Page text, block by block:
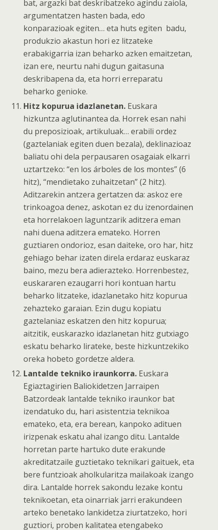
bat, argazki bat deskribatzeko agindu zaiola,
argumentatzen hasten bada, edo
konparazioak egiten… eta huts egiten badu,
produkzio akastun hori ez litzateke
erabakigarria izan beharko azken emaitzetan,
izan ere, neurtu nahi dugun gaitasuna
deskribapena da, eta horri erreparatu
beharko genioke.
Hitz kopurua idazlanetan. Euskara
hizkuntza aglutinantea da. Horrek esan nahi
du preposizioak, artikuluak… erabili ordez
(gaztelaniak egiten duen bezala), deklinazioaz
baliatu ohi dela perpausaren osagaiak elkarri
uztartzeko: “en los árboles de los montes” (6
hitz), “mendietako zuhaitzetan” (2 hitz).
Aditzarekin antzera gertatzen da: askoz ere
trinkoagoa denez, askotan ez du izenordainen
eta horrelakoen laguntzarik aditzera eman
nahi duena aditzera emateko. Horren
guztiaren ondorioz, esan daiteke, oro har, hitz
gehiago behar izaten direla erdaraz euskaraz
baino, mezu bera adierazteko. Horrenbestez,
euskararen ezaugarri hori kontuan hartu
beharko litzateke, idazlanetako hitz kopurua
zehazteko garaian. Ezin dugu kopiatu
gaztelaniaz eskatzen den hitz kopurua;
aitzitik, euskarazko idazlanetan hitz gutxiago
eskatu beharko lirateke, beste hizkuntzekiko
oreka hobeto gordetze aldera.
Lantalde tekniko iraunkorra. Euskara
Egiaztagirien Baliokidetzen Jarraipen
Batzordeak lantalde tekniko iraunkor bat
izendatuko du, hari asistentzia teknikoa
emateko, eta, era berean, kanpoko adituen
irizpenak eskatu ahal izango ditu. Lantalde
horretan parte hartuko dute erakunde
akreditatzaile guztietako teknikari gaituek, eta
bere funtzioak aholkularitza mailakoak izango
dira. Lantalde horrek sakondu lezake kontu
teknikoetan, eta oinarriak jarri erakundeen
arteko benetako lankidetza ziurtatzeko, hori
guztiori, proben kalitatea etengabeko